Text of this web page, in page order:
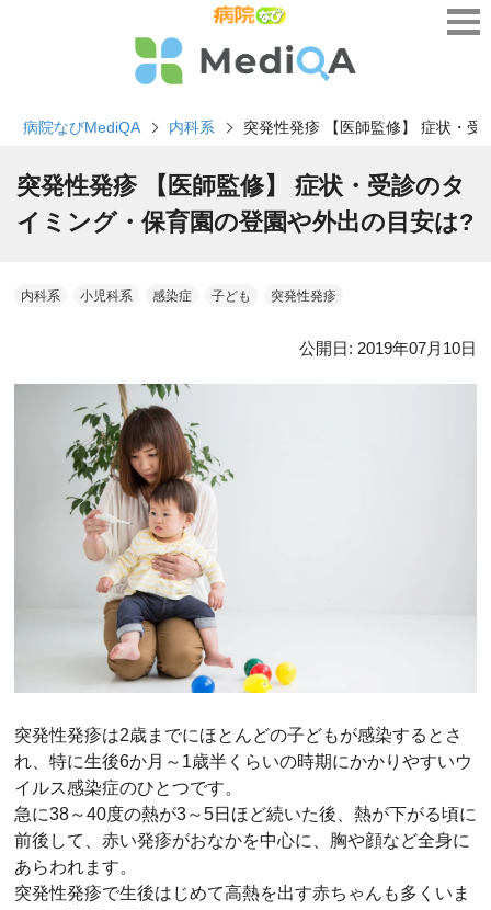
病院なびMediQA 内科系 突発性発疹 【医師監修】 症状・
突発性発疹 【医師監修】 症状・受診のタ
イミング・保育園の登園や外出の目安は?
内科系 小児科系 感染症 子ども 突発性発疹
公開日: 2019年07月10日
突発性発疹は2歳までにほとんどの子どもが感染するとさ
れ、特に生後6か月～1歳半くらいの時期にかかりやすいウ
イルス感染症のひとつです。
急に38～40度の熱が3～5日ほど続いた後、熱が下がる頃に
前後して、赤い発疹がおなかを中心に、胸や顔など全身に
あらわれます。
突発性発疹で生後はじめて高熱を出す赤ちゃんも多くいま